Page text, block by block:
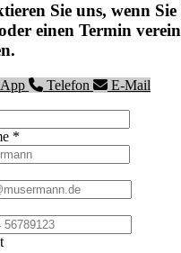
Sie uns, wenn
einen Termin
Telefon
E-Mail
*